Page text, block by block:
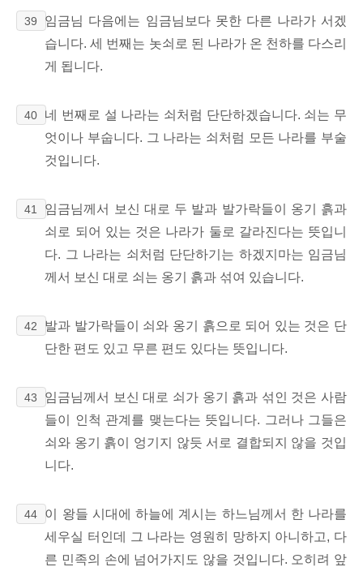
39
임금님 다음에는 임금님보다 못한 다른 나라가 서겠
습니다. 세 번째는 놋쇠로 된 나라가 온 천하를 다스리
게 됩니다.
40
네 번째로 설 나라는 쇠처럼 단단하겠습니다. 쇠는 무
엇이나 부숩니다. 그 나라는 쇠처럼 모든 나라를 부술
것입니다.
41
임금님께서 보신 대로 두 발과 발가락들이 옹기 흙과
쇠로 되어 있는 것은 나라가 둘로 갈라진다는 뜻입니
다. 그 나라는 쇠처럼 단단하기는 하겠지마는 임금님
께서 보신 대로 쇠는 옹기 흙과 섞여 있습니다.
42
발과 발가락들이 쇠와 옹기 흙으로 되어 있는 것은 단
단한 편도 있고 무른 편도 있다는 뜻입니다.
43
임금님께서 보신 대로 쇠가 옹기 흙과 섞인 것은 사람
들이 인척 관계를 맺는다는 뜻입니다. 그러나 그들은
쇠와 옹기 흙이 엉기지 않듯 서로 결합되지 않을 것입
니다.
44
이 왕들 시대에 하늘에 계시는 하느님께서 한 나라를
세우실 터인데 그 나라는 영원히 망하지 아니하고, 다
른 민족의 손에 넘어가지도 않을 것입니다. 오히려 앞